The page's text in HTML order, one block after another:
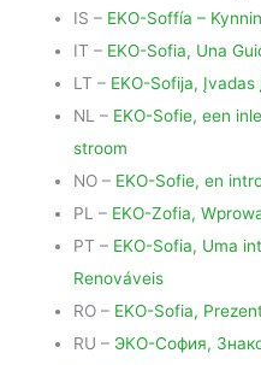
IS – EKO-Soffía –
IT – EKO-Sofia, Una
LT – EKO-Sofija, Įvadas
NL – EKO-Sofie, een
stroom
NO – EKO-Sofie, en
PL – EKO-Zofia,
PT – EKO-Sofia, Uma
Renováveis
RO – EKO-Sofia,
RU – ЭКО-София,